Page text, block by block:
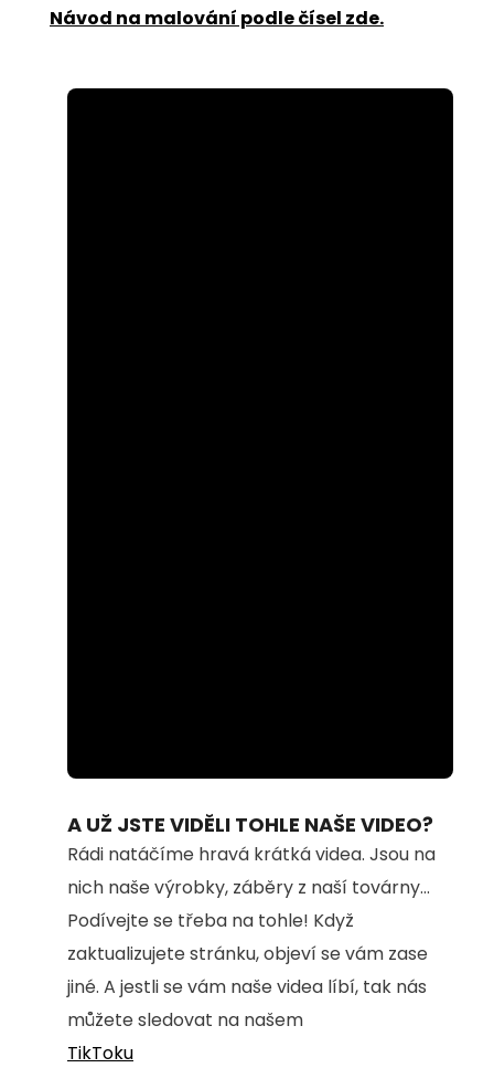
Návod na malování podle čísel zde.
100.00%
A UŽ JSTE VIDĚLI TOHLE NAŠE VIDEO?
Rádi natáčíme hravá krátká videa. Jsou na
nich naše výrobky, záběry z naší továrny...
Podívejte se třeba na tohle! Když
zaktualizujete stránku, objeví se vám zase
jiné. A jestli se vám naše videa líbí, tak nás
můžete sledovat na našem
TikToku